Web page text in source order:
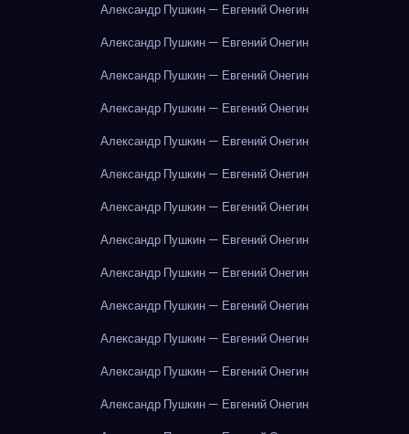
Александр Пушкин — Евгений Онегин
Александр Пушкин — Евгений Онегин
Александр Пушкин — Евгений Онегин
Александр Пушкин — Евгений Онегин
Александр Пушкин — Евгений Онегин
Александр Пушкин — Евгений Онегин
Александр Пушкин — Евгений Онегин
Александр Пушкин — Евгений Онегин
Александр Пушкин — Евгений Онегин
Александр Пушкин — Евгений Онегин
Александр Пушкин — Евгений Онегин
Александр Пушкин — Евгений Онегин
Александр Пушкин — Евгений Онегин